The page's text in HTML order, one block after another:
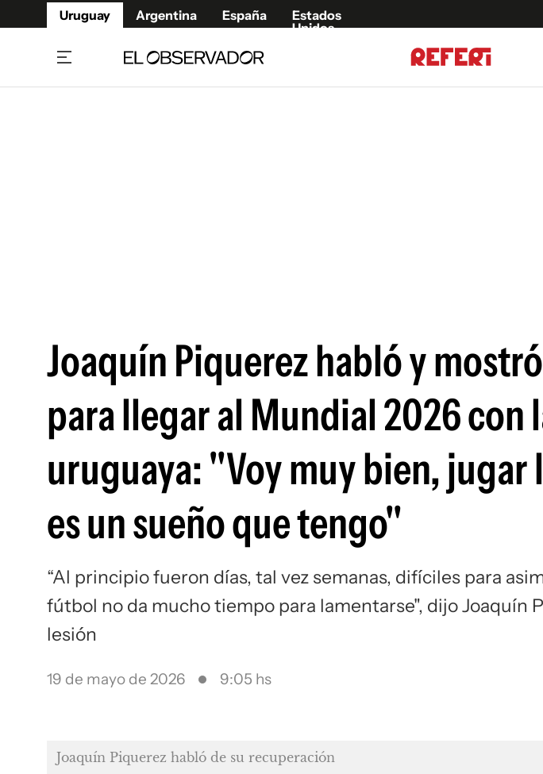
Uruguay Argentina España
Estados
Unidos
Joaquín Piquerez habló y
para llegar al Mundial 2026 con
uruguaya: "Voy muy bien, jugar
es un sueño que tengo"
“Al principio fueron días, tal vez semanas, difíciles para
fútbol no da mucho tiempo para lamentarse", dijo Joaquín
lesión
19 de mayo de 2026 9:05 hs
Joaquín Piquerez habló de su recuperación